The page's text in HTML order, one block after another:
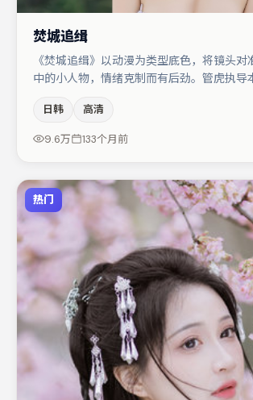
焚城追缉
《焚城追缉》以动漫为类型底色，将镜头对
中的小人物，情绪克制而有后劲。管虎执导
阵容包括宋佳、谭卓、任素汐等，角色动机
喜欢抠台词与伏笔的观众。整体完成度较高
日韩 高清
9.6万 133个月前
热门